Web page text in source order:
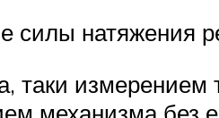
силы натяжения
таки
механизма без